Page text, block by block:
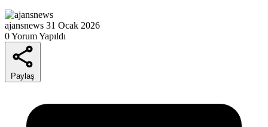
ajansnews 31 Ocak 2026
0 Yorum Yapıldı
Paylaş